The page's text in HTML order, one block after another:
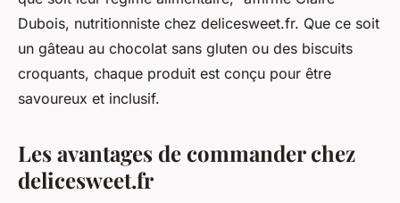
Dubois, nutritionniste chez delicesweet.fr. Que ce soit
un gâteau au chocolat sans gluten ou des biscuits
croquants, chaque produit est conçu pour être
savoureux et inclusif.
Les avantages de commander chez
delicesweet.fr